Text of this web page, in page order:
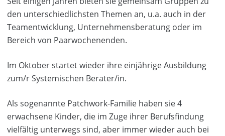
den unterschiedlichsten Themen an, u.a. auch in der
Teamentwicklung, Unternehmensberatung oder im
Bereich von Paarwochenenden.
Im Oktober startet wieder ihre einjährige Ausbildung
zum/r Systemischen Berater/in.
Als sogenannte Patchwork-Familie haben sie 4
erwachsene Kinder, die im Zuge ihrer Berufsfindung
vielfältig unterwegs sind, aber immer wieder auch bei